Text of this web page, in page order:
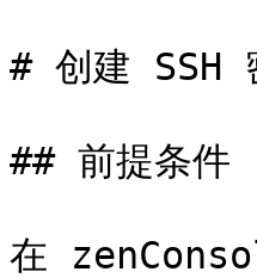
# 创建 SSH
## 前提条件
在